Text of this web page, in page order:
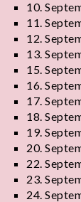
10.
11.
12.
13.
15.
16.
17.
18.
19.
20.
22.
23.
24.